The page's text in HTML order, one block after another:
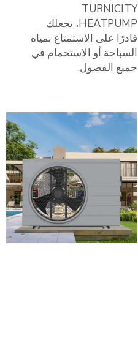
TURNICITY
HEATPUMP، يجعلك
قادرًا على الاستمتاع بمياه
السباحة أو الاستحمام في
جميع الفصول.